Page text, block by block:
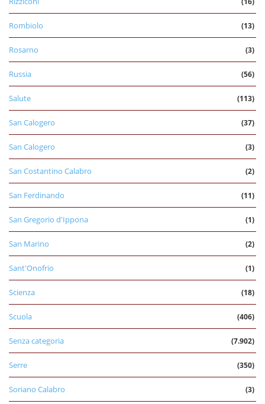
Rombiolo (13)
Rosarno (3)
Russia (56)
Salute (113)
San Calogero (37)
San Calogero (3)
San Costantino Calabro (2)
San Ferdinando (11)
San Gregorio d'Ippona (1)
San Marino (2)
Sant'Onofrio (1)
Scienza (18)
Scuola (406)
Senza categoria (7.902)
Serre (350)
Soriano Calabro (3)